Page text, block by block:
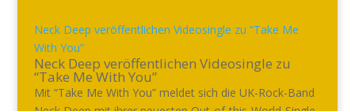
Neck Deep veröffentlichen Videosingle zu “Take Me
With You”
Neck Deep veröffentlichen Videosingle zu
“Take Me With You”
Mit “Take Me With You” meldet sich die UK-Rock-Band